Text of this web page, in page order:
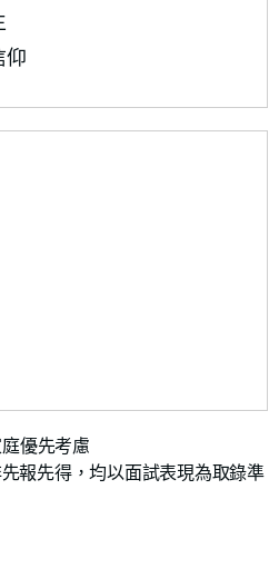
仰
優先考慮
先得，均以面試表現為取錄準